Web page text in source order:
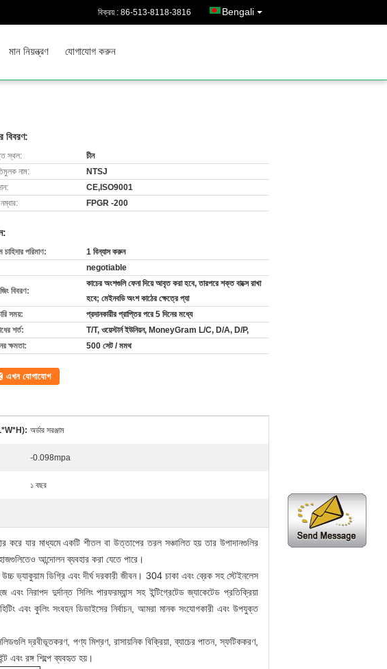
বিক্রয় : 86-513-8118-3816 Bengali
মান নিয়ন্ত্রণ যোগাযোগ করুন
বিবরণ:
স্থল:
চীন
নাম:
NTSJ
CE,ISO9001
FPGR -200
পরিমাণ:
1 বিন্যাস করুন
negotiable
বিবরণ:
কাচের অংশগুলি ফেনা দিয়ে আবৃত করা হবে, তারপরে শক্ত বাক্সে রাখা
হবে; মেইনবডি অংশ কাঠের ক্ষেত্রে প্যা
সময়:
প্রদানকারীর প্রাপ্তির পরে 5 দিনের মধ্যে
শর্ত:
T/T, ওয়েস্টার্ন ইউনিয়ন, MoneyGram L/C, D/A, D/P,
ক্ষমতা:
500 সেট / মমথ
এখন যোগাযোগ
অর্ডার সরঞ্জাম
-0.098mpa
১ বছর
করে যার মাধ্যমে একটি শীতল বা উত্তাপের তরল সঞ্চালিত হয় তার উপাদানগুলির
আন্দোলন ব্যবহার করা যেতে পারে।
উচ্চ ভ্যাকুয়াম ডিগ্রি এবং দীর্ঘ দরকারী জীবন। 304 চাকা এবং ব্রেক সহ স্টেইনলেস
নিরাপদ দুর্দান্ত সিলিং পারফরম্যান্স সহ ইন্টিগ্রেটেড জ্যাকেটেড প্রতিক্রিয়া
এবং কুলিং সংবহন ডিভাইসের নির্বাচন, আমরা মানক সংযোগকারী এবং উপযুক্ত
দ্রবীভূতকরণ, পণ্য মিশ্রণ, রাসায়নিক বিক্রিয়া, ব্যাচের পাতন, স্ফটিককরণ,
এবং রঙ্গ শিল্পে ব্যবহৃত হয়।